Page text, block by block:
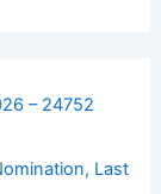
– 24752
Last